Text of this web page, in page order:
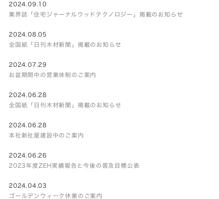
2024.09.10
業界誌「住宅ジャーナルウッドテクノロジー」掲載のお知らせ
2024.08.05
全国紙「日刊木材新聞」掲載のお知らせ
2024.07.29
お盆期間中の営業体制のご案内
2024.06.28
全国紙「日刊木材新聞」掲載のお知らせ
2024.06.28
本社新社屋建設中のご案内
2024.06.26
2023年度ZEH実績報告と今後の普及目標公表
2024.04.03
ゴールデンウィーク休業のご案内